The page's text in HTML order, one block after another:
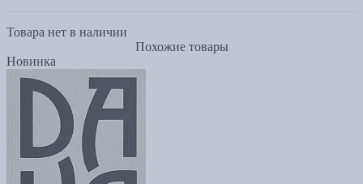
Товара нет в наличии
Похожие товары
Новинка